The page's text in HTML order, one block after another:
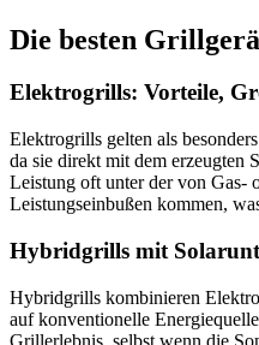
Die besten
Elektrogrills: Vorteile,
Elektrogrills gelten als
da sie direkt mit dem erzeugten
Leistung oft unter der von Gas-
Leistungseinbußen kommen,
Hybridgrills mit
Hybridgrills kombinieren
auf konventionelle
Grillerlebnis, selbst wenn die